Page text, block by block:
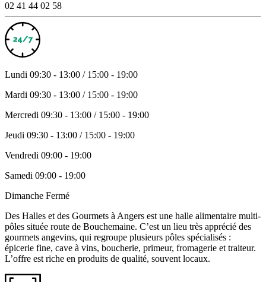
02 41 44 02 58
Lundi 09:30 - 13:00 / 15:00 - 19:00
Mardi 09:30 - 13:00 / 15:00 - 19:00
Mercredi 09:30 - 13:00 / 15:00 - 19:00
Jeudi 09:30 - 13:00 / 15:00 - 19:00
Vendredi 09:00 - 19:00
Samedi 09:00 - 19:00
Dimanche Fermé
Des Halles et des Gourmets à Angers est une halle alimentaire multi-
pôles située route de Bouchemaine. C’est un lieu très apprécié des
gourmets angevins, qui regroupe plusieurs pôles spécialisés :
épicerie fine, cave à vins, boucherie, primeur, fromagerie et traiteur.
L’offre est riche en produits de qualité, souvent locaux.